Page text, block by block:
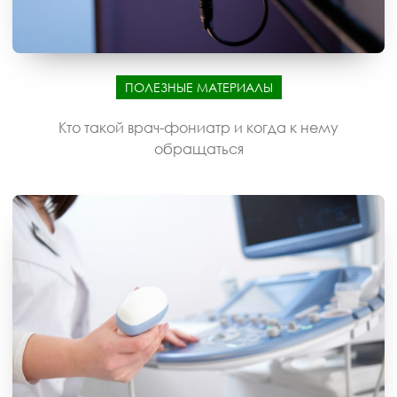
ПОЛЕЗНЫЕ МАТЕРИАЛЫ
Кто такой врач-фониатр и когда к нему
обращаться